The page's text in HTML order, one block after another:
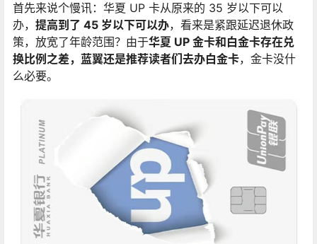
首先来说个慢讯：华夏 UP 卡从原来的 35 岁以下可以
办， 提高到了 45 岁以下可以办，看来是紧跟延迟退休政
策，放宽了年龄范围？由于华夏 UP 金卡和白金卡存在兑
换比例之差，蓝翼还是推荐读者们去办白金卡，金卡没什
么必要。